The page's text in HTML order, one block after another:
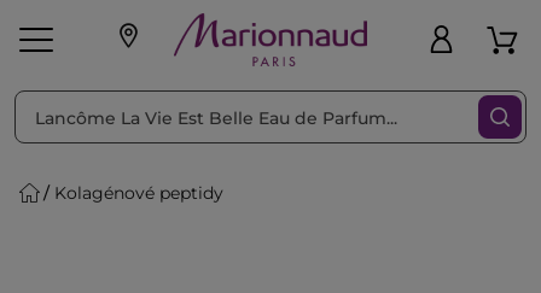
pleť Líčenie Vône
Kolagénové peptidy
Triediť podľa Filtrovať